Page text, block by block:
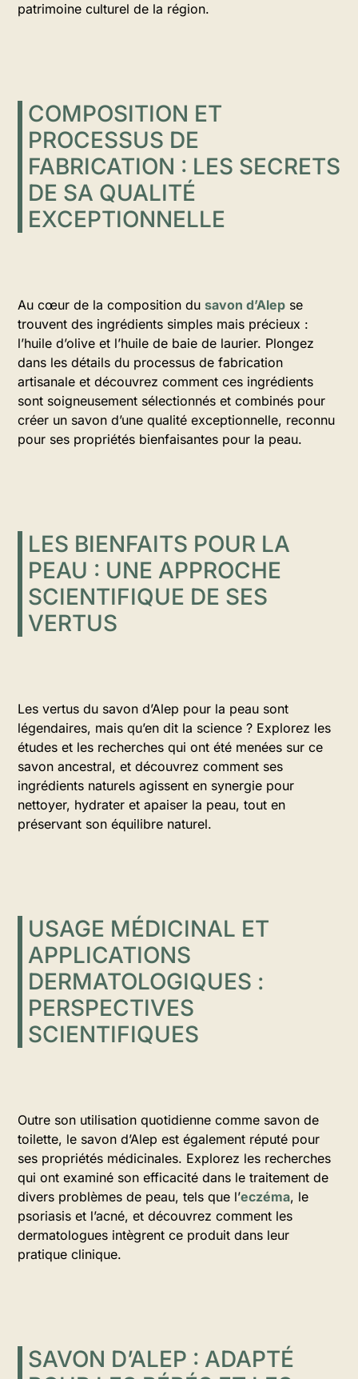
patrimoine culturel de la région.
COMPOSITION ET
PROCESSUS DE
FABRICATION : LES SECRETS
DE SA QUALITÉ
EXCEPTIONNELLE
Au cœur de la composition du savon d’Alep se
trouvent des ingrédients simples mais précieux :
l’huile d’olive et l’huile de baie de laurier. Plongez
dans les détails du processus de fabrication
artisanale et découvrez comment ces ingrédients
sont soigneusement sélectionnés et combinés pour
créer un savon d’une qualité exceptionnelle, reconnu
pour ses propriétés bienfaisantes pour la peau.
LES BIENFAITS POUR LA
PEAU : UNE APPROCHE
SCIENTIFIQUE DE SES
VERTUS
Les vertus du savon d’Alep pour la peau sont
légendaires, mais qu’en dit la science ? Explorez les
études et les recherches qui ont été menées sur ce
savon ancestral, et découvrez comment ses
ingrédients naturels agissent en synergie pour
nettoyer, hydrater et apaiser la peau, tout en
préservant son équilibre naturel.
USAGE MÉDICINAL ET
APPLICATIONS
DERMATOLOGIQUES :
PERSPECTIVES
SCIENTIFIQUES
Outre son utilisation quotidienne comme savon de
toilette, le savon d’Alep est également réputé pour
ses propriétés médicinales. Explorez les recherches
qui ont examiné son efficacité dans le traitement de
divers problèmes de peau, tels que l’eczéma, le
psoriasis et l’acné, et découvrez comment les
dermatologues intègrent ce produit dans leur
pratique clinique.
SAVON D’ALEP : ADAPTÉ